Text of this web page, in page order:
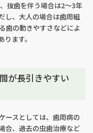
抜歯を伴う場合は2〜3年
し、大人の場合は歯周組
歯の動きやすさなどによ
ます。
が長引きやすい
ースとしては、歯周病の
合、過去の虫歯治療など